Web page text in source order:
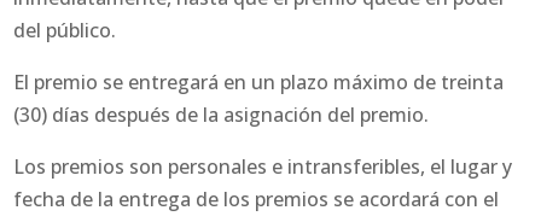
del público.
El premio se entregará en un plazo máximo de treinta
(30) días después de la asignación del premio.
Los premios son personales e intransferibles, el lugar y
fecha de la entrega de los premios se acordará con el